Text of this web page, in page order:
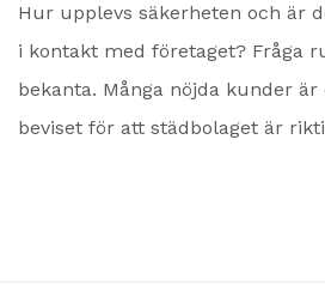
Hur upplevs säkerheten och är
i kontakt med företaget? Fråga
bekanta. Många nöjda kunder
beviset för att städbolaget är